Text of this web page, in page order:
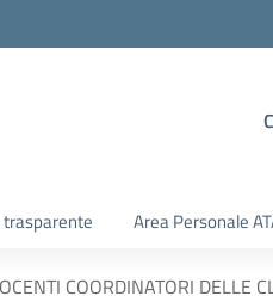
Area Personale
COORDINATORI DELLE